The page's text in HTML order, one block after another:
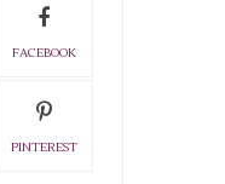
FACEBOOK
PINTEREST